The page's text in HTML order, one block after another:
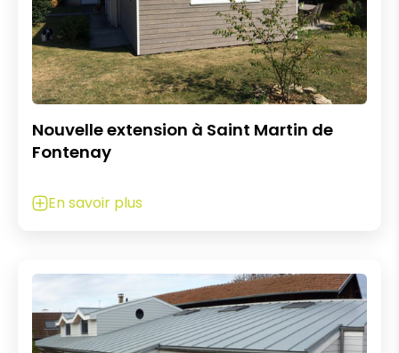
Nouvelle extension à Saint Martin de
Fontenay
En savoir plus